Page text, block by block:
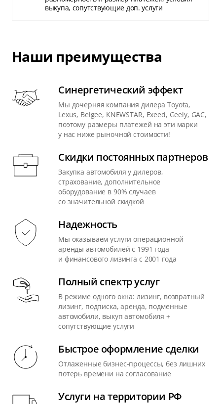
выкупа, сопутствующие доп. услуги
Наши преимущества
Синергетический эффект
Мы дочерняя компания дилера Toyota,
Lexus, Belgee, KNEWSTAR, Exeed, Geely, GAC,
поэтому размеры платежей на эти марки
у нас ниже рыночной стоимости!
Скидки постоянных партнеров
Закупка автомобиля у дилеров,
страхование, дополнительное
оборудование в 90% случаев
со значительной скидкой
Надежность
Мы оказываем услуги операционной
аренды автомобилей с 1991 года
и финансового лизинга с 2001 года
Полный спектр услуг
В режиме одного окна: лизинг, возвратный
лизинг, подписка, аренда, подменные
автомобили, выкуп автомобиля +
сопутствующие услуги
Быстрое оформление сделки
Отлаженные бизнес-процессы, без лишних
потерь времени на согласование
Услуги на территории РФ